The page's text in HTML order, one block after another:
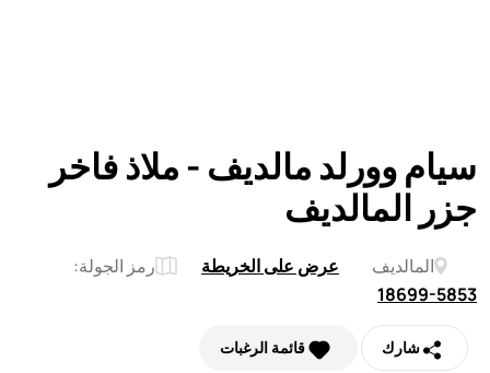
سيام وورلد مالديف - ملاذ فاخر
جزر المالديف
المالديف عرض على الخريطة
رمز الجولة:
18699-5853
شارك قائمة الرغبات